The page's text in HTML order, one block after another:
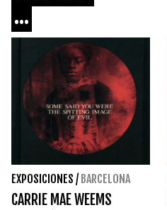
...
EXPOSICIONES / BARCELONA
CARRIE MAE WEEMS